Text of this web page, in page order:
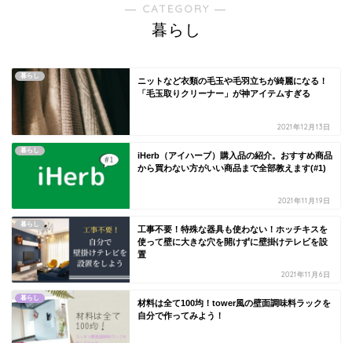
― CATEGORY ―
暮らし
暮らし
ニットなど衣類の毛玉や毛羽立ちが綺麗になる！
「毛玉取りクリーナー」が神アイテムすぎる
2021年12月13日
暮らし
iHerb（アイハーブ）購入品の紹介。おすすめ商品
から買わない方がいい商品まで全部教えます(#1)
2021年11月19日
暮らし
工事不要！特殊な器具も使わない！ホッチキスを
使って壁に大きな穴を開けずに壁掛けテレビを設
置
2021年11月6日
暮らし
材料は全て100均！tower風の壁面調味料ラックを
自分で作ってみよう！